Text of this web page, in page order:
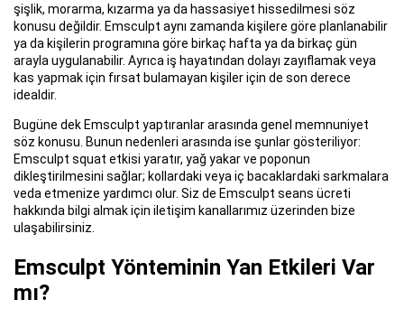
şişlik, morarma, kızarma ya da hassasiyet hissedilmesi söz
konusu değildir. Emsculpt aynı zamanda kişilere göre planlanabilir
ya da kişilerin programına göre birkaç hafta ya da birkaç gün
arayla uygulanabilir. Ayrıca iş hayatından dolayı zayıflamak veya
kas yapmak için fırsat bulamayan kişiler için de son derece
idealdir.
Bugüne dek Emsculpt yaptıranlar arasında genel memnuniyet
söz konusu. Bunun nedenleri arasında ise şunlar gösteriliyor:
Emsculpt squat etkisi yaratır, yağ yakar ve poponun
dikleştirilmesini sağlar; kollardaki veya iç bacaklardaki sarkmalara
veda etmenize yardımcı olur. Siz de Emsculpt seans ücreti
hakkında bilgi almak için iletişim kanallarımız üzerinden bize
ulaşabilirsiniz.
Emsculpt Yönteminin Yan Etkileri Var
mı?